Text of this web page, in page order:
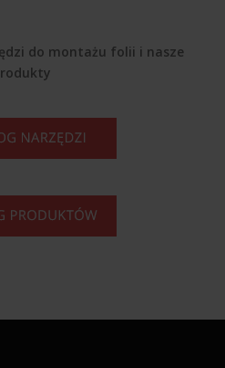
do montażu folii i nasze